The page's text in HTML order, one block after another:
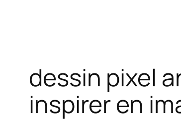
dessin pixel
inspirer en